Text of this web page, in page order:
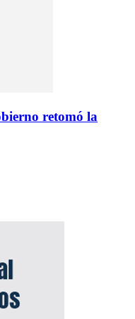
retomó la